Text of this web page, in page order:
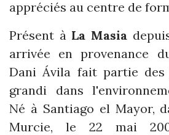
appréciés au centre de
Présent à La Masia
arrivée en provenance
Dani Ávila fait partie
grandi dans
Né à Santiago el Mayor,
Murcie, le 22 mai